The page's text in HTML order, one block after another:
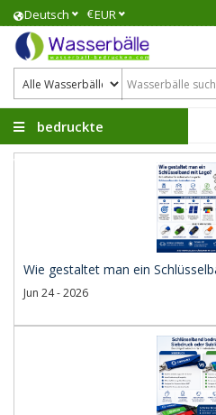
Deutsch €EUR
bedruckte
Wasserbälle
Wie gestaltet man ein
Jun 24 - 2026